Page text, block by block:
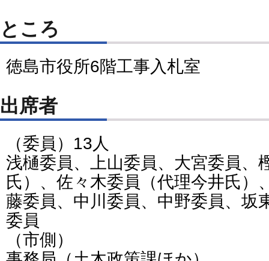
ところ
徳島市役所6階工事入札室
出席者
（委員）13人
浅樋委員、上山委員、大宮委員、
氏）、佐々木委員（代理今井氏）
藤委員、中川委員、中野委員、坂
委員
（市側）